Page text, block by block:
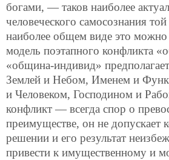
богами, — таков наиболее
человеческого самосознания
наиболее общем виде это можно
модель поэтапного конфликта
«община-индивид»
Землей и Небом, Именем и
и Человеком, Господином и
конфликт — всегда спор о
преимуществе, он не допускает
решении и его результат
привести к имущественному и